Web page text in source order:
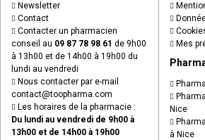
Newsletter
Contact
Contacter un pharmacien
conseil au 09 87 78 98 61 de 9h00
à 13h00 et de 14h00 à 19h00 du
lundi au vendredi
Nous contacter par e-mail
contact@toopharma.com
Les horaires de la pharmacie :
Du lundi au vendredi de 9h00 à
13h00 et de 14h00 à 19h00
Mes
Nice
à Nice